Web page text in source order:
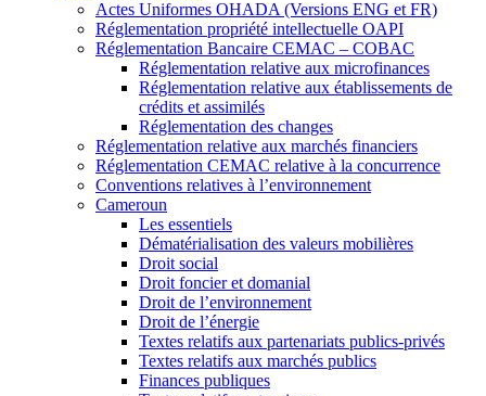
Actes Uniformes OHADA (Versions ENG et FR)
Réglementation propriété intellectuelle OAPI
Réglementation Bancaire CEMAC – COBAC
Réglementation relative aux microfinances
Réglementation relative aux établissements de
crédits et assimilés
Réglementation des changes
Réglementation relative aux marchés financiers
Réglementation CEMAC relative à la concurrence
Conventions relatives à l’environnement
Cameroun
Les essentiels
Dématérialisation des valeurs mobilières
Droit social
Droit foncier et domanial
Droit de l’environnement
Droit de l’énergie
Textes relatifs aux partenariats publics-privés
Textes relatifs aux marchés publics
Finances publiques